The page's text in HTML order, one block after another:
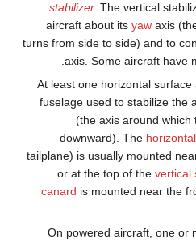
stabilizer. The vertical
aircraft about its yawaxis
turns from side to side) and to
axis. Some aircraft have
At least one horizontal
fuselage used to stabilize the
(the axis around which
downward). The
tailplane) is usually mounted
or at the top of the vertical
canard is mounted near the
On powered aircraft, one or